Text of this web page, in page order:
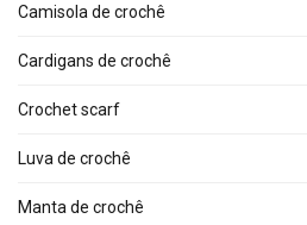
Camisola de crochê
Cardigans de crochê
Crochet scarf
Luva de crochê
Manta de crochê